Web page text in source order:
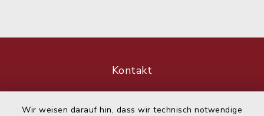
Wir weisen darauf hin, dass wir technisch notwendige
Kontakt